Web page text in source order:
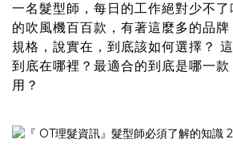
一名髮型師，每日的工作絕對少不
的吹風機百百款，有著這麼多的品
規格，說實在，到底該如何選擇？
到底在哪裡？最適合的到底是哪一
用？